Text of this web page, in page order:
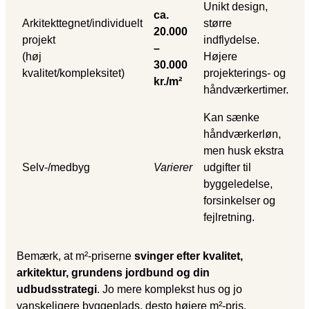
Arkitekttegnet/individuelt
projekt
(høj
kvalitet/kompleksitet)
ca.
20.000
–
30.000
kr./m²
Unikt design,
større
indflydelse.
Højere
projekterings- og
håndværkertimer.
Selv-/medbyg Varierer
Kan sænke
håndværkerløn,
men husk ekstra
udgifter til
byggeledelse,
forsinkelser og
fejlretning.
Bemærk, at m²-priserne svinger efter kvalitet,
arkitektur, grundens jordbund og din
udbudsstrategi. Jo mere komplekst hus og jo
vanskeligere byggeplads, desto højere m²-pris.